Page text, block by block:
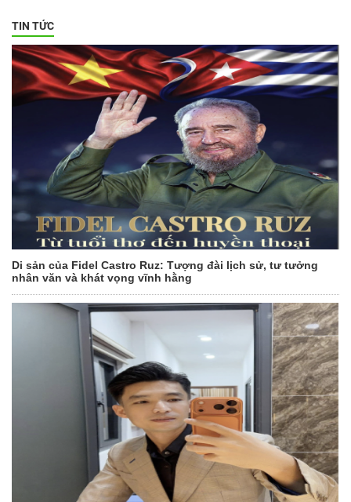
TIN TỨC
Di sản của Fidel Castro Ruz: Tượng đài lịch sử, tư tưởng
nhân văn và khát vọng vĩnh hằng